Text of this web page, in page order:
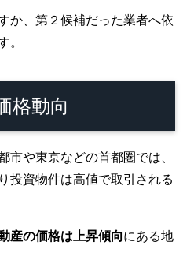
か、第２候補だった業者へ依
。
格動向
市や東京などの首都圏では、
投資物件は高値で取引される
産の価格は上昇傾向にある地